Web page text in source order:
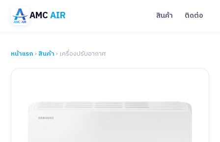
AMCAIR สินค้า ติดต่อ
หน้าแรก› สินค้า› เครื่องปรับอากาศ